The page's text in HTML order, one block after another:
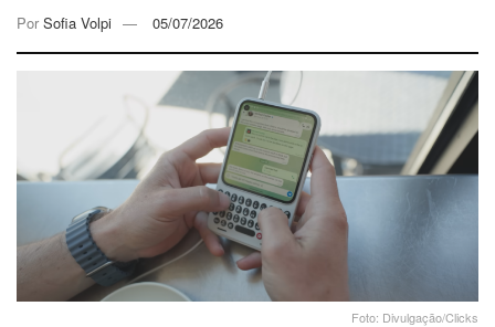
Por Sofia Volpi 05/07/2026
Foto: Divulgação/Clicks